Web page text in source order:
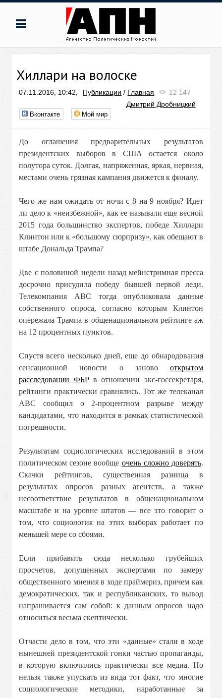
Хиллари на волоске
07.11.2016, 10:42, Публикации / Главная
12 147
Дмитрий Дробницкий
Вконтакте Мой мир
До оглашения предварительных результатов
президентских выборов в США остается около
полутора суток. Долгая, напряженная, яркая, нервная,
местами очень грязная кампания движется к финалу.
Чего же нам ожидать от ночи с 8 на 9 ноября? Идет
ли дело к «неизбежной», как ее называли еще весной
2015 года большинство экспертов, победе Хиллари
Клинтон или к «большому сюрпризу», как обещают в
штабе Дональда Трампа?
Две с половиной недели назад мейнстримная пресса
досрочно присудила победу бывшей первой леди.
Телекомпания ABC тогда опубликовала данные
собственного опроса, согласно которым Клинтон
опережала Трампа в общенациональном рейтинге аж
на 12 процентных пунктов.
Спустя всего несколько дней, еще до обнародования
сенсационной новости о заново открытом
расследовании ФБРв отношении экс-госсекретаря,
рейтинги практически сравнялись. Тот же телеканал
ABC сообщил о 2-процентном разрыве между
кандидатами, что находится в рамках статистической
погрешности.
Результатам социологических исследований в этом
политическом сезоне вообще очень сложно доверять.
Скачки рейтингов, существенная разница в
результатах опросов разных агентств, а также
несоответствие результатов в общенациональном
масштабе и на уровне штатов — все это говорит о
том, что социология на этих выборах работает по
меньшей мере со сбоями.
Если прибавить сюда несколько грубейших
просчетов, допущенных экспертами по замеру
общественного мнения в ходе праймериз, причем как
демократических, так и республиканских, то вывод
напрашивается сам собой: к данным опросов надо
относиться весьма скептически.
Отчасти дело в том, что эти «данные» стали в ходе
нынешней президентской гонки частью пропаганды,
в которую включились практически все медиа. Но
нельзя также упускать из вида тот факт, что многие
социологические методики, наработанные за